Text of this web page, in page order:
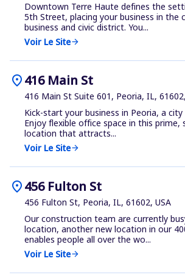
Downtown Terre Haute defines the
5th Street, placing your business in the
business and civic district. You...
Voir Le Sitearrow_forward
location_on416 Main St
416 Main St Suite 601, Peoria, IL,
Kick-start your business in Peoria, a
Enjoy flexible office space in this
location that attracts...
Voir Le Sitearrow_forward
location_on456 Fulton St
456 Fulton St, Peoria, IL, 61602, USA
Our construction team are currently
location, another new location in our
enables people all over the wo...
Voir Le Sitearrow_forward